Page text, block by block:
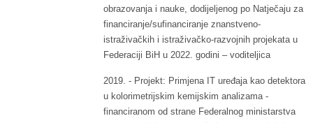
obrazovanja i nauke, dodijeljenog po Natječaju za
financiranje/sufinanciranje znanstveno-
istraživačkih i istraživačko-razvojnih projekata u
Federaciji BiH u 2022. godini – voditeljica
2019. - Projekt: Primjena IT uređaja kao detektora
u kolorimetrijskim kemijskim analizama -
financiranom od strane Federalnog ministarstva